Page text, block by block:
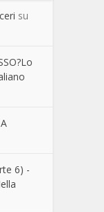
su
6) -